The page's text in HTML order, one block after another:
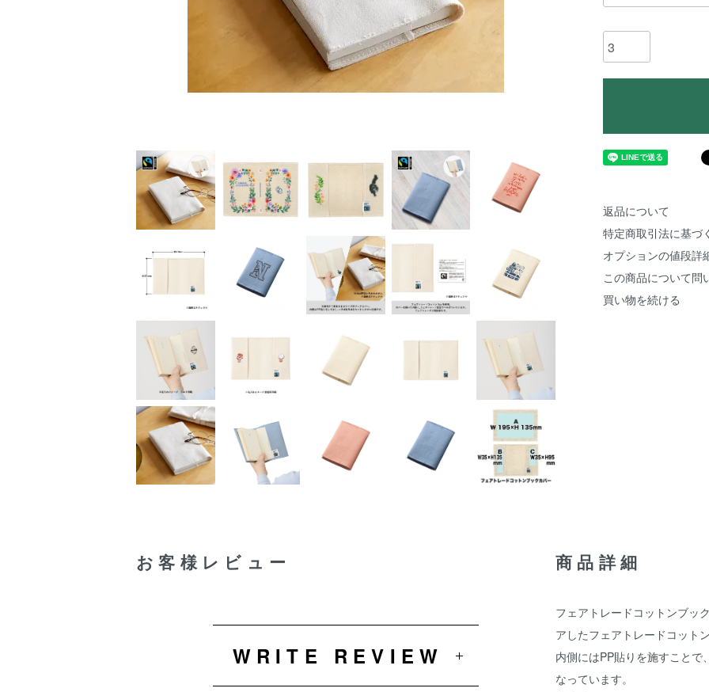
返品について
特定商取引法に基づ
オプションの値段詳
この商品について問
買い物を続ける
商品詳細
フェアトレードコットンブッ
アしたフェアトレードコット
内側にはPP貼りを施すことで
なっています。
お客様レビュー
WRITE REVIEW